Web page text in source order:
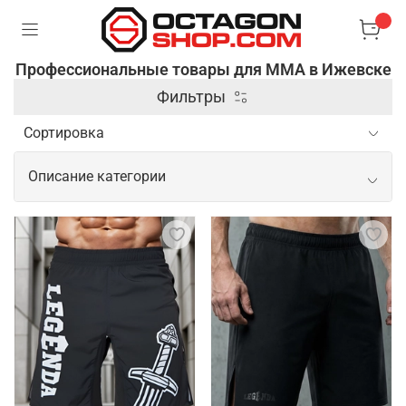
Профессиональные товары для ММА в Ижевске
Фильтры
Описание категории
Профессиональные товары для ММА
Спортивные товары для ММА включают широкий
спектр экипировки и аксессуаров,
предназначенных для обеспечения безопасности и
повышения эффективности тренировок и боев. В
этом заключается их основная задача. Кроме
защитной экипировки, профессиональные товары
для ММА включают одежду из современных